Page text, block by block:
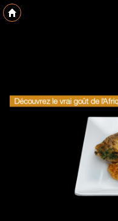
Copyright des-click